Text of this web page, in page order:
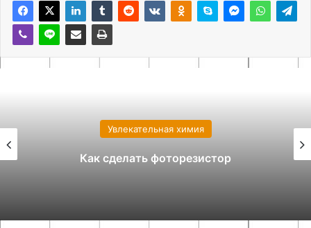
Увлекательная химия
Как сделать фоторезистор